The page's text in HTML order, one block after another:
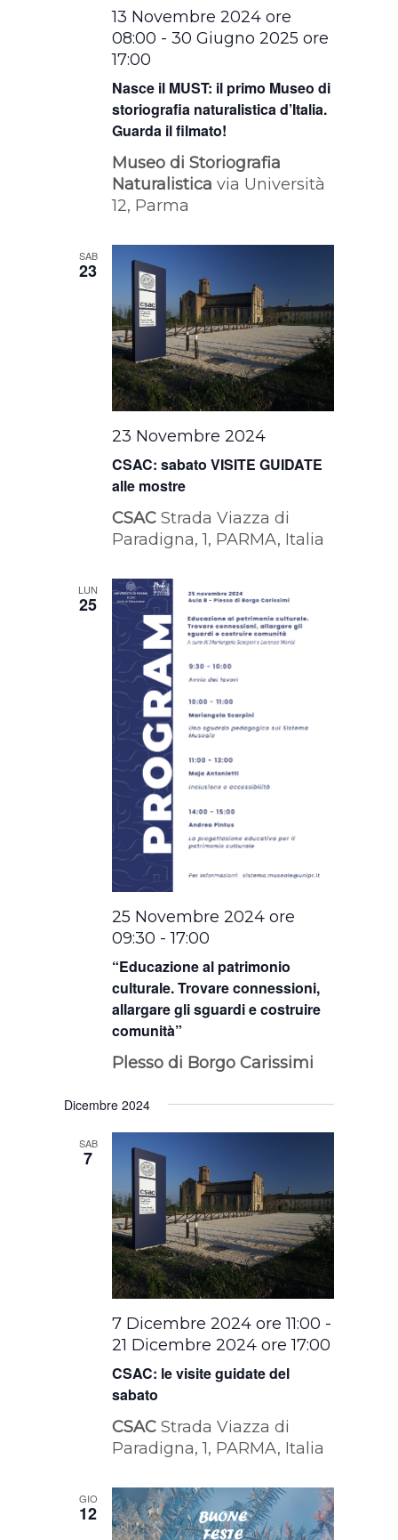
Nasce il MUST: il primo Museo di
storiografia naturalistica d’Italia.
Guarda il filmato!
13 Novembre 2024 ore
08:00 -30 Giugno 2025 ore
17:00
Museo di Storiografia
Naturalisticavia Università
12, Parma
SAB
23
CSAC: sabato VISITE GUIDATE
alle mostre
23 Novembre 2024
CSACStrada Viazza di
Paradigna, 1, PARMA, Italia
LUN
25
“Educazione al patrimonio
culturale. Trovare connessioni,
allargare gli sguardi e costruire
comunità”
25 Novembre 2024 ore
09:30 -17:00
Plesso di Borgo Carissimi
Dicembre 2024
SAB
7
CSAC: le visite guidate del
sabato
7 Dicembre 2024 ore 11:00 -
21 Dicembre 2024 ore 17:00
CSACStrada Viazza di
Paradigna, 1, PARMA, Italia
GIO
12